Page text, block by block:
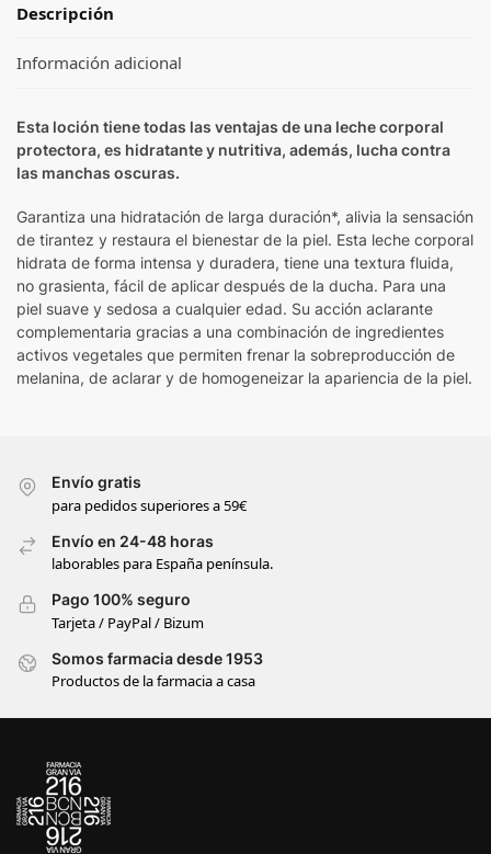
Descripción
Información adicional
Esta loción tiene todas las ventajas de una leche corporal
protectora, es hidratante y nutritiva, además, lucha contra
las manchas oscuras.
Garantiza una hidratación de larga duración*, alivia la sensación
de tirantez y restaura el bienestar de la piel. Esta leche corporal
hidrata de forma intensa y duradera, tiene una textura fluida,
no grasienta, fácil de aplicar después de la ducha. Para una
piel suave y sedosa a cualquier edad. Su acción aclarante
complementaria gracias a una combinación de ingredientes
activos vegetales que permiten frenar la sobreproducción de
melanina, de aclarar y de homogeneizar la apariencia de la piel.
Envío gratis
para pedidos superiores a 59€
Envío en 24-48 horas
laborables para España península.
Pago 100% seguro
Tarjeta / PayPal / Bizum
Somos farmacia desde 1953
Productos de la farmacia a casa